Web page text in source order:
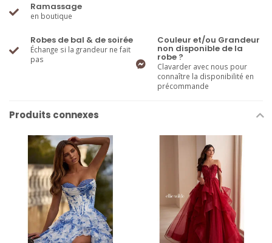
Ramassage
en boutique
Robes de bal & de soirée
Échange si la grandeur ne fait
pas
Couleur et/ou Grandeur
non disponible de la
robe ?
Clavarder avec nous pour
connaître la disponibilité en
précommande
Produits connexes